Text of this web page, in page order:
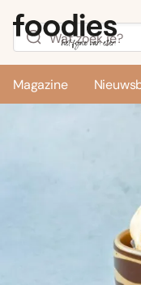
Magazine